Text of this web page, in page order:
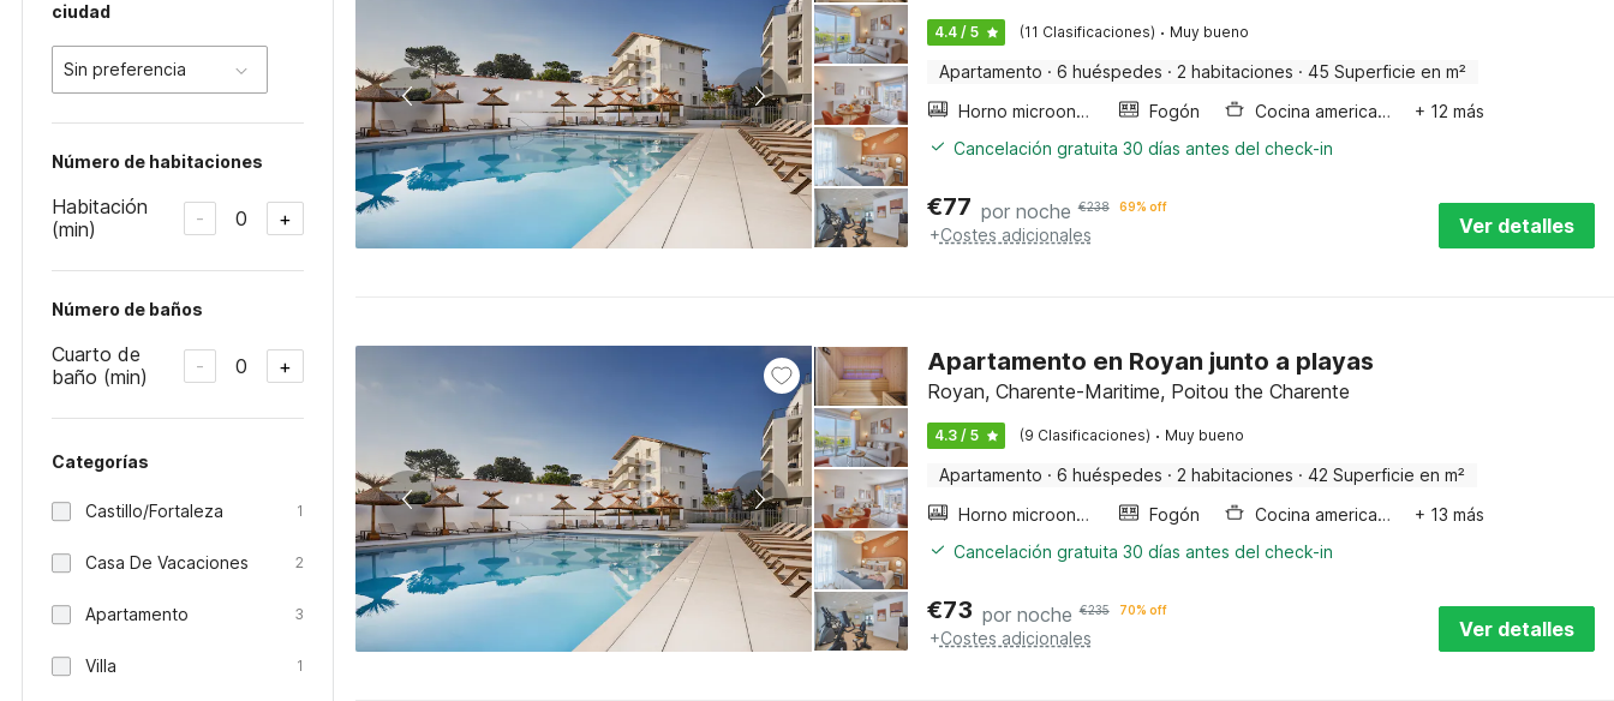
ciudad
Sin preferencia
Número de habitaciones
Habitación
(min)
- 0 +
Número de baños
Cuarto de
baño (min)
- 0 +
Categorías
Castillo/Fortaleza 1
Casa De Vacaciones 2
Apartamento 3
Villa 1
4.4 / 5 (11 Clasificaciones) · Muy bueno
Apartamento · 6 huéspedes · 2 habitaciones · 45 Superficie en m²
Horno microondas
Fogón Cocina americana
+ 12 más
Cancelación gratuita 30 días antes del check-in
€77 por noche €238 69% off
+Costes adicionales Ver detalles
Apartamento en Royan junto a playas
Royan, Charente-Maritime, Poitou the Charente
4.3 / 5 (9 Clasificaciones) · Muy bueno
Apartamento · 6 huéspedes · 2 habitaciones · 42 Superficie en m²
Horno microondas
Fogón Cocina americana
+ 13 más
Cancelación gratuita 30 días antes del check-in
€73 por noche €235 70% off
+Costes adicionales Ver detalles